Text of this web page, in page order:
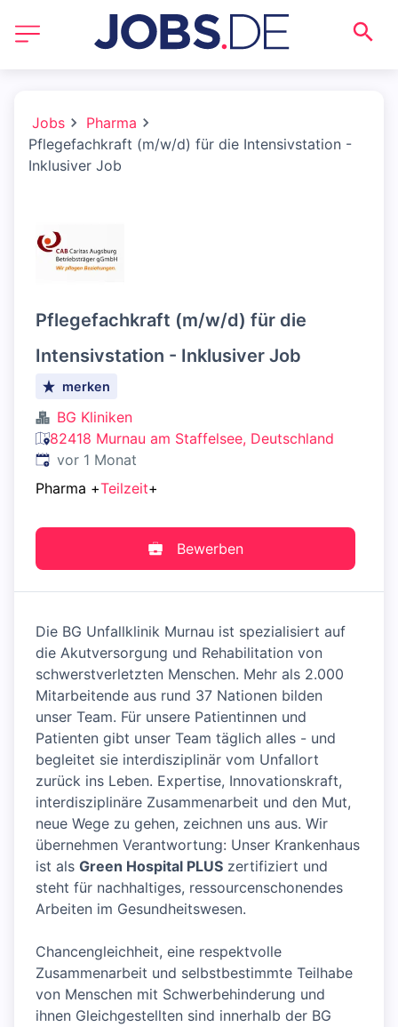
Jobs
Pharma
Pflegefachkraft (m/w/d) für die Intensivstation -
Inklusiver Job
Pflegefachkraft (m/w/d) für die
Intensivstation - Inklusiver Job
merken
BG Kliniken
82418 Murnau am Staffelsee, Deutschland
Veröffentlicht:
vor 1 Monat
Pharma +Teilzeit+
Bewerben
Die BG Unfallklinik Murnau ist spezialisiert auf
die Akutversorgung und Rehabilitation von
schwerstverletzten Menschen. Mehr als 2.000
Mitarbeitende aus rund 37 Nationen bilden
unser Team. Für unsere Patientinnen und
Patienten gibt unser Team täglich alles - und
begleitet sie interdisziplinär vom Unfallort
zurück ins Leben. Expertise, Innovationskraft,
interdisziplinäre Zusammenarbeit und den Mut,
neue Wege zu gehen, zeichnen uns aus. Wir
übernehmen Verantwortung: Unser Krankenhaus
ist als Green Hospital PLUS zertifiziert und
steht für nachhaltiges, ressourcenschonendes
Arbeiten im Gesundheitswesen.
Chancengleichheit, eine respektvolle
Zusammenarbeit und selbstbestimmte Teilhabe
von Menschen mit Schwerbehinderung und
ihnen Gleichgestellten sind innerhalb der BG